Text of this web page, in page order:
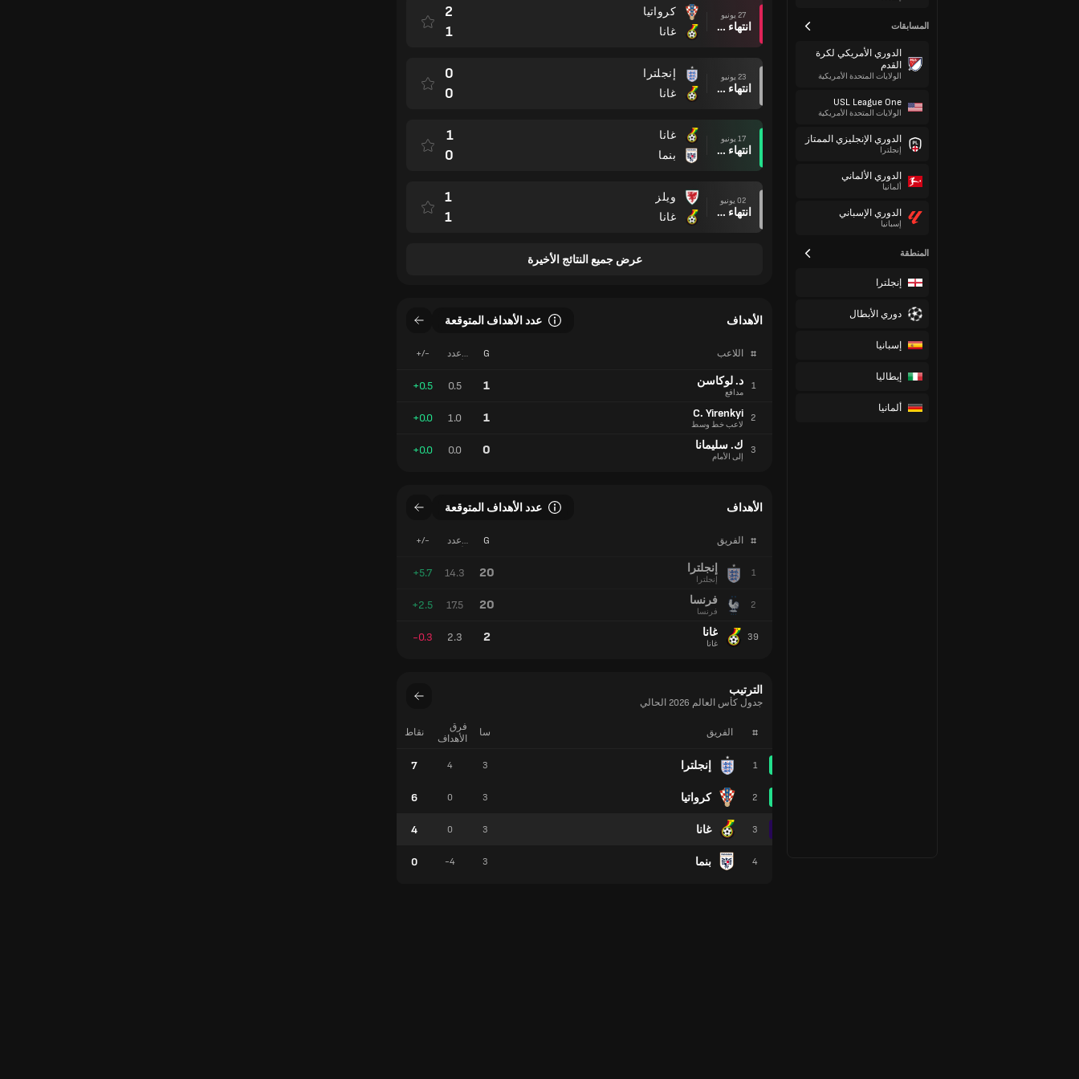
المسابقات
الدوري الأمريكي لكرة
القدم
الولايات المتحدة الأمريكية
USL League One
الولايات المتحدة الأمريكية
الدوري الإنجليزي الممتاز
إنجلترا
الدوري الألماني
ألمانيا
الدوري الإسباني
إسبانيا
المنطقة
إنجلترا
دوري الأبطال
إسبانيا
إيطاليا
ألمانيا
27 يونيو
انتهاء وقت المباراة
كرواتيا
غانا
2
1
23 يونيو
انتهاء وقت المباراة
إنجلترا
غانا
0
0
17 يونيو
انتهاء وقت المباراة
غانا
بنما
1
0
02 يونيو
انتهاء وقت المباراة
ويلز
غانا
1
1
عرض جميع النتائج الأخيرة
الأهداف عدد الأهداف المتوقعة
# اللاعب G
عدد
+/-
1 د. لوكاسن
مدافع 1
0.5
+0.5
2
C. Yirenkyi
لاعب خط وسط 1
1.0
+0.0
3 ك. سليمانا
إلى الأمام 0
0.0
+0.0
الأهداف عدد الأهداف المتوقعة
# الفريق G
عدد
+/-
1 إنجلترا
إنجلترا 20
14.3
+5.7
2 فرنسا
فرنسا 20
17.5
+2.5
39 غانا
غانا 2
2.3
-0.3
الترتيب
جدول كأس العالم 2026 الحالي
# الفريق
1 إنجلترا
2 كرواتيا
3 غانا
4 بنما
سا
فرق
الأهداف
نقاط
3
4
7
3
0
6
3
0
4
3
-4
0